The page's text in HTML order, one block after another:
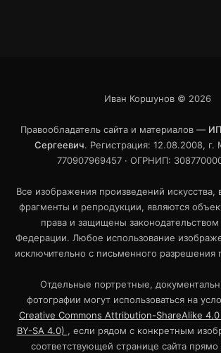
Иван Коршунов © 2026
Правообладатель сайта и материалов —
Сергеевич. Регистрация: 12.08.2008,
770907969457 · ОГРНИП:
Все изображения произведений искусства,
фрагменты и репродукции, являются
права и защищены законодательством
Федерации. Любое использование
исключительно с письменного разрешения
Отдельные портретные,
фотографии могут использоваться на
Creative Commons Attribution-ShareAlike
BY-SA 4.0) , если рядом с конкретным
соответствующей странице сайта прямо